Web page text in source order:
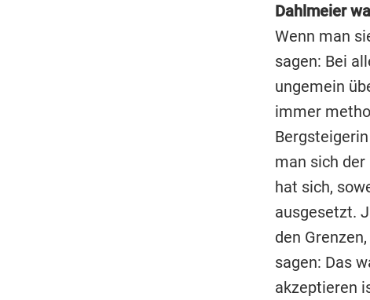
Dahlmeier
Wenn man
sagen: Bei
ungemein
immer
man sich
hat sich,
ausgesetzt.
den
sagen: Das
akzeptieren